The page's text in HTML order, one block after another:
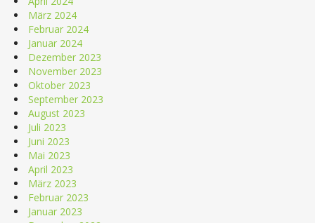
März 2024
Februar 2024
Januar 2024
Dezember 2023
November 2023
Oktober 2023
September 2023
August 2023
Juli 2023
Juni 2023
Mai 2023
April 2023
März 2023
Februar 2023
Januar 2023